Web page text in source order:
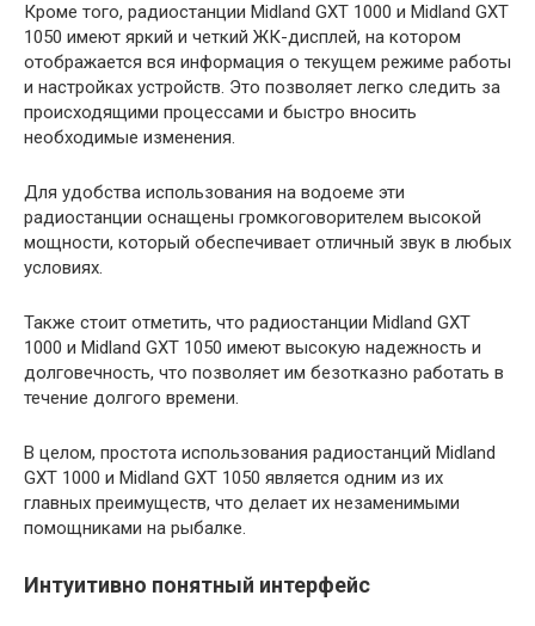
Кроме того, радиостанции Midland GXT 1000 и Midland GXT
1050 имеют яркий и четкий ЖК-дисплей, на котором
отображается вся информация о текущем режиме работы
и настройках устройств. Это позволяет легко следить за
происходящими процессами и быстро вносить
необходимые изменения.
Для удобства использования на водоеме эти
радиостанции оснащены громкоговорителем высокой
мощности, который обеспечивает отличный звук в любых
условиях.
Также стоит отметить, что радиостанции Midland GXT
1000 и Midland GXT 1050 имеют высокую надежность и
долговечность, что позволяет им безотказно работать в
течение долгого времени.
В целом, простота использования радиостанций Midland
GXT 1000 и Midland GXT 1050 является одним из их
главных преимуществ, что делает их незаменимыми
помощниками на рыбалке.
Интуитивно понятный интерфейс